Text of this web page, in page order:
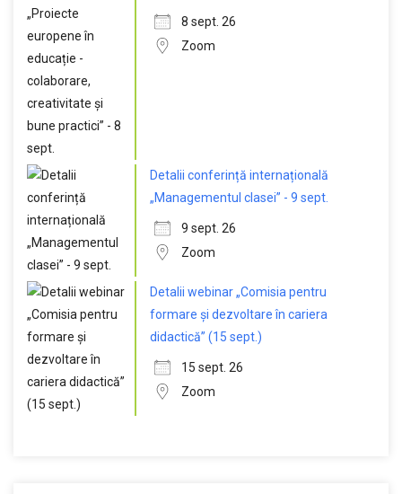
8 sept. 26
Zoom
Detalii conferință internațională
„Managementul clasei” - 9 sept.
9 sept. 26
Zoom
Detalii webinar „Comisia pentru
formare și dezvoltare în cariera
didactică” (15 sept.)
15 sept. 26
Zoom